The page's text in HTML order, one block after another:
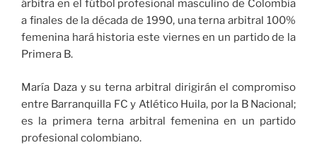
árbitra en el fútbol profesional masculino de Colombia
a finales de la década de 1990, una terna arbitral 100%
femenina hará historia este viernes en un partido de la
Primera B.
María Daza y su terna arbitral dirigirán el compromiso
entre Barranquilla FC y Atlético Huila, por la B Nacional;
es la primera terna arbitral femenina en un partido
profesional colombiano.